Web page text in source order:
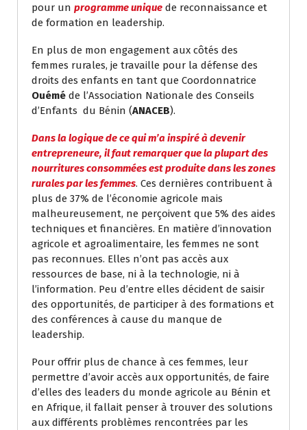
pour un programme unique de reconnaissance et
de formation en leadership.
En plus de mon engagement aux côtés des
femmes rurales, je travaille pour la défense des
droits des enfants en tant que Coordonnatrice
Ouémé de l’Association Nationale des Conseils
d’Enfants du Bénin (ANACEB).
Dans la logique de ce qui m’a inspiré à devenir
entrepreneure, il faut remarquer que la plupart des
nourritures consommées est produite dans les zones
rurales par les femmes. Ces dernières contribuent à
plus de 37% de l’économie agricole mais
malheureusement, ne perçoivent que 5% des aides
techniques et financières. En matière d’innovation
agricole et agroalimentaire, les femmes ne sont
pas reconnues. Elles n’ont pas accès aux
ressources de base, ni à la technologie, ni à
l’information. Peu d’entre elles décident de saisir
des opportunités, de participer à des formations et
des conférences à cause du manque de
leadership.
Pour offrir plus de chance à ces femmes, leur
permettre d’avoir accès aux opportunités, de faire
d’elles des leaders du monde agricole au Bénin et
en Afrique, il fallait penser à trouver des solutions
aux différents problèmes rencontrées par les